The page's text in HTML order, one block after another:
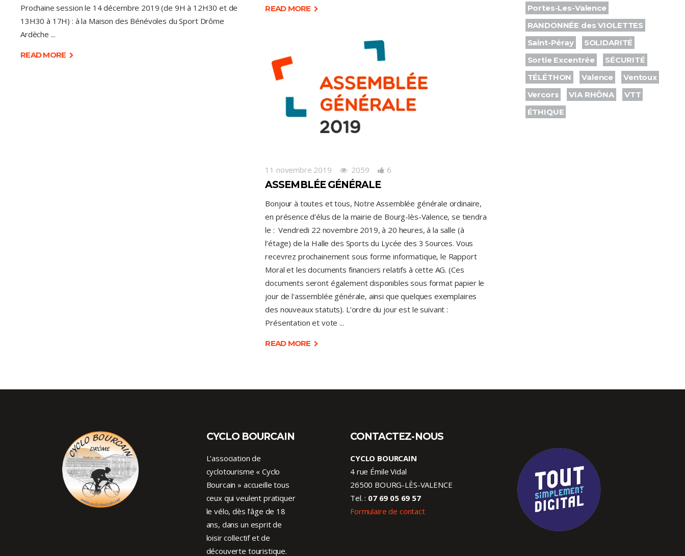
READ MORE
Prochaine session le 14 décembre 2019 (de 9H à 12H30 et de
13H30 à 17H) : à la Maison des Bénévoles du Sport Drôme
Ardèche
READ MORE
11 novembre 2019 2059 6
ASSEMBLÉE GÉNÉRALE
Bonjour à toutes et tous, Notre Assemblée générale ordinaire,
en présence d’élus de la mairie de Bourg-lès-Valence, se tiendra
le : Vendredi 22 novembre 2019, à 20 heures, à la salle (à
l’étage) de la Halle des Sports du Lycée des 3 Sources. Vous
recevrez prochainement sous forme informatique, le Rapport
Moral et les documents financiers relatifs à cette AG. (Ces
documents seront également disponibles sous format papier le
jour de l'assemblée générale, ainsi que quelques exemplaires
des nouveaux statuts). L’ordre du jour est le suivant :
Présentation et vote
READ MORE
Portes-Les-Valence
RANDONNÉE des VIOLETTES
Saint-Péray
SOLIDARITÉ
Sortie Excentrée
SÉCURITÉ
TÉLÉTHON
Valence
Ventoux
Vercors
VIA RHÔNA
VTT
ÉTHIQUE
CYCLO BOURCAIN
L’association de
cyclotourisme « Cyclo
Bourcain » accueille tous
ceux qui veulent pratiquer
le vélo, dès l’âge de 18
ans, dans un esprit de
loisir collectif et de
découverte touristique.
CONTACTEZ-NOUS
CYCLO BOURCAIN
4 rue Émile Vidal
26500 BOURG-LÈS-VALENCE
Tel. : 07 69 05 69 57
Formulaire de contact